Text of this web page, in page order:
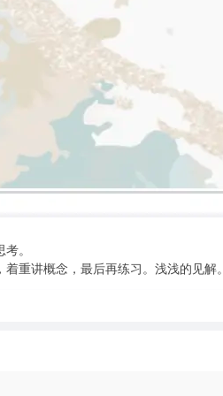
。
重讲概念，最后再练习。浅浅的见解。